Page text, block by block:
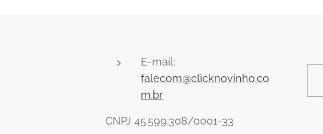
E-mail:
falecom@clicknovinho.co
m.br
CNPJ 45.599.308/0001-33